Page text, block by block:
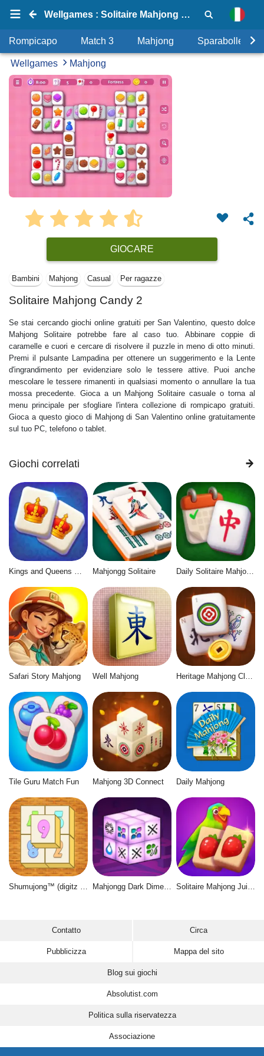
Wellgames : Solitaire Mahjong Candy 2
Rompicapo Match 3 Mahjong Sparabolle
Wellgames Mahjong
GIOCARE
Bambini Mahjong Casual Per ragazze
Solitaire Mahjong Candy 2
Se stai cercando giochi online gratuiti per San Valentino, questo dolce
Mahjong Solitaire potrebbe fare al caso tuo. Abbinare coppie di
caramelle e cuori e cercare di risolvere il puzzle in meno di otto minuti.
Premi il pulsante Lampadina per ottenere un suggerimento e la Lente
d'ingrandimento per evidenziare solo le tessere attive. Puoi anche
mescolare le tessere rimanenti in qualsiasi momento o annullare la tua
mossa precedente. Gioca a un Mahjong Solitaire casuale o torna al
menu principale per sfogliare l'intera collezione di rompicapo gratuiti.
Gioca a questo gioco di Mahjong di San Valentino online gratuitamente
sul tuo PC, telefono o tablet.
Giochi correlati
Mahjongg Solitaire Daily Solitaire Mahjong Classic
Safari Story Mahjong Well Mahjong Heritage Mahjong Classic
Tile Guru Match Fun Mahjong 3D Connect Daily Mahjong
Mahjongg Dark Dimensions
Contatto Circa
Pubblicizza Mappa del sito
Blog sui giochi
Absolutist.com
Politica sulla riservatezza
Associazione